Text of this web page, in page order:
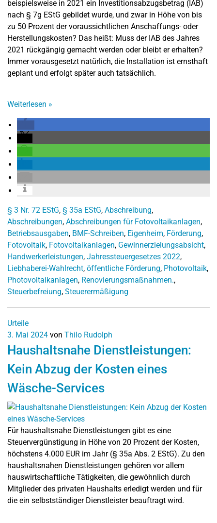
beispielsweise in 2021 ein Investitionsabzugsbetrag (IAB)
nach § 7g EStG gebildet wurde, und zwar in Höhe von bis
zu 50 Prozent der voraussichtlichen Anschaffungs- oder
Herstellungskosten? Das heißt: Muss der IAB des Jahres
2021 rückgängig gemacht werden oder bleibt er erhalten?
Immer vorausgesetzt natürlich, die Installation ist ernsthaft
geplant und erfolgt später auch tatsächlich.
Weiterlesen »
§ 3 Nr. 72 EStG, § 35a EStG, Abschreibung,
Abschreibungen, Abschreibungen für Fotovoltaikanlagen,
Betriebsausgaben, BMF-Schreiben, Eigenheim, Förderung,
Fotovoltaik, Fotovoltaikanlagen, Gewinnerzielungsabsicht,
Handwerkerleistungen, Jahressteuergesetzes 2022,
Liebhaberei-Wahlrecht, öffentliche Förderung, Photovoltaik,
Photovoltaikanlagen, Renovierungsmaßnahmen.,
Steuerbefreiung, Steuerermäßigung
Urteile
3. Mai 2024 von Thilo Rudolph
Haushaltsnahe Dienstleistungen:
Kein Abzug der Kosten eines
Wäsche-Services
Für haushaltsnahe Dienstleistungen gibt es eine
Steuervergünstigung in Höhe von 20 Prozent der Kosten,
höchstens 4.000 EUR im Jahr (§ 35a Abs. 2 EStG). Zu den
haushaltsnahen Dienstleistungen gehören vor allem
hauswirtschaftliche Tätigkeiten, die gewöhnlich durch
Mitglieder des privaten Haushalts erledigt werden und für
die ein selbstständiger Dienstleister beauftragt wird.